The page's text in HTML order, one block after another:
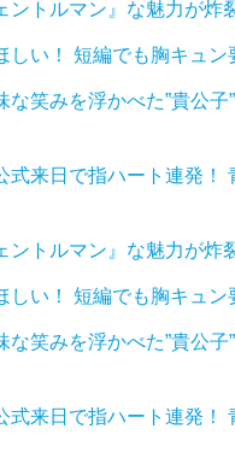
ントルマン』な魅力が
しい！ 短編でも胸キュ
な笑みを浮かべた”貴公
式来日で指ハート連発！
ントルマン』な魅力が
しい！ 短編でも胸キュ
な笑みを浮かべた”貴公
式来日で指ハート連発！